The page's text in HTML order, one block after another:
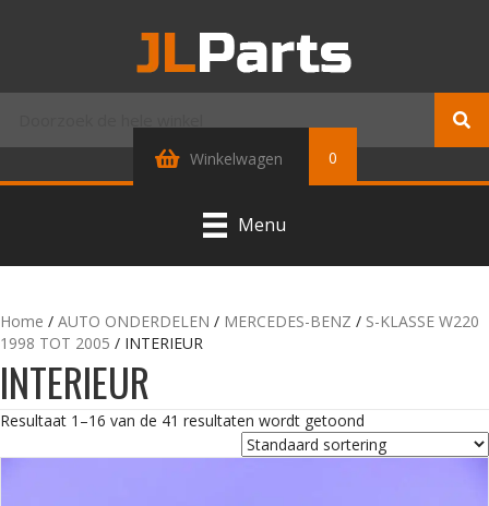
Winkelwagen 0
Menu
Home / AUTO ONDERDELEN / MERCEDES-BENZ / S-KLASSE W220
1998 TOT 2005 / INTERIEUR
INTERIEUR
Resultaat 1–16 van de 41 resultaten wordt getoond